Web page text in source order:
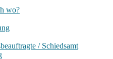
wo?
/ Schiedsamt